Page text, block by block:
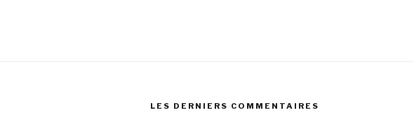
LES DERNIERS COMMENTAIRES